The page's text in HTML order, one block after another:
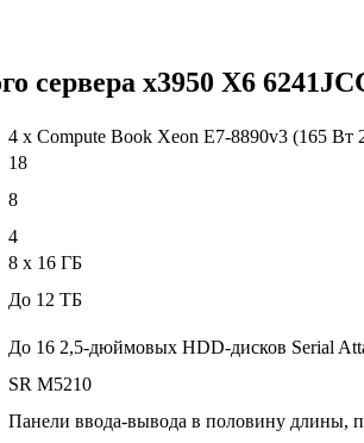
сервера x3950 X6
4 x Compute Book Xeon E7-8890v3 (165
18
8
4
8 x 16 ГБ
До 12 ТБ
До 16 2,5-дюймовых HDD-дисков Serial
SR M5210
Панели ввода-вывода в половину длины,